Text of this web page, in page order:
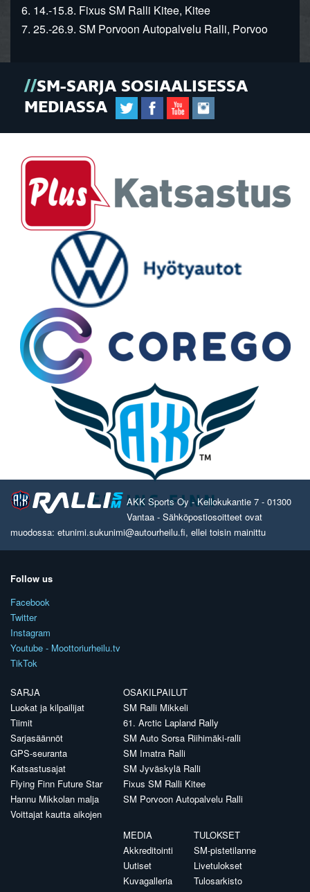
6. 14.-15.8. Fixus SM Ralli Kitee, Kitee
7. 25.-26.9. SM Porvoon Autopalvelu Ralli, Porvoo
SM-SARJA SOSIAALISESSA
MEDIASSA
AKK Sports Oy - Kellokukantie 7 - 01300
Vantaa - Sähköpostiosoitteet ovat
muodossa: etunimi.sukunimi@autourheilu.fi, ellei toisin mainittu
Follow us
Facebook
Twitter
Instagram
Youtube - Moottoriurheilu.tv
TikTok
SARJA
Luokat ja kilpailijat
Tiimit
Sarjasäännöt
GPS-seuranta
Katsastusajat
Flying Finn Future Star
Hannu Mikkolan malja
Voittajat kautta aikojen
OSAKILPAILUT
SM Ralli Mikkeli
61. Arctic Lapland Rally
SM Auto Sorsa Riihimäki-ralli
SM Imatra Ralli
SM Jyväskylä Ralli
Fixus SM Ralli Kitee
SM Porvoon Autopalvelu Ralli
MEDIA
Akkreditointi
Uutiset
Kuvagalleria
TULOKSET
SM-pistetilanne
Livetulokset
Tulosarkisto